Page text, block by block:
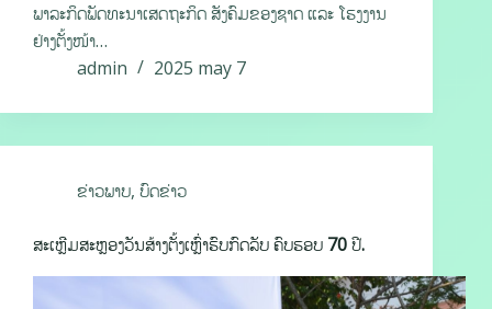
ພາລະກິດພັດທະນາເສດຖະກິດ ສັງຄົມຂອງຊາດ ແລະ ໂຮງງານ
ຢ່າງຕັ້ງໜ້າ…
admin
2025 may 7
ຂ່າວພາບ, ບົດຂ່າວ
ສະເຫຼີມສະຫຼອງວັນສ້າງຕັ້ງເຫຼົ່າຮົບກົດລັບ ຄົບຮອບ 70 ປີ.